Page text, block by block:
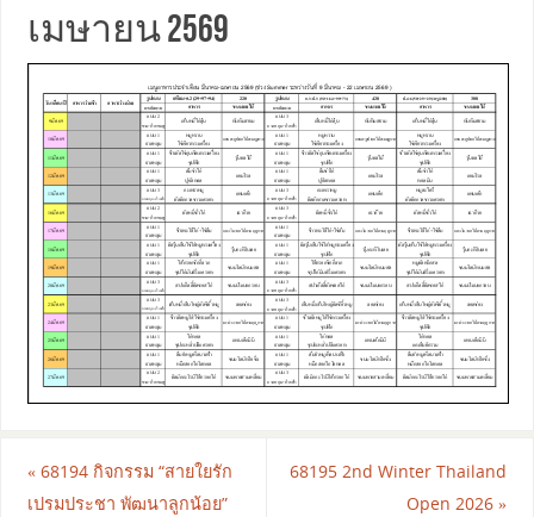
เมษายน 2569
«68194 กิจกรรม “สายใยรัก
เปรมประชา พัฒนาลูกน้อย”
68195 2nd Winter Thailand
Open 2026»